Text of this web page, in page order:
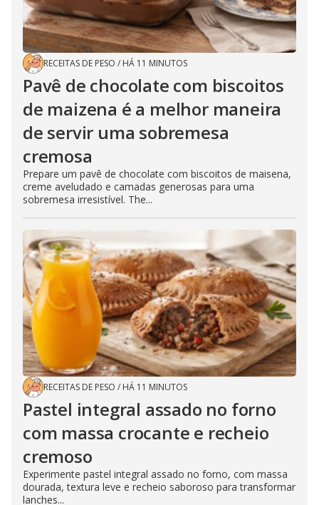
RECEITAS DE PESO / HÁ 11 MINUTOS
Pavê de chocolate com biscoitos
de maizena é a melhor maneira
de servir uma sobremesa
cremosa
Prepare um pavê de chocolate com biscoitos de maisena,
creme aveludado e camadas generosas para uma
sobremesa irresistível. The...
RECEITAS DE PESO / HÁ 11 MINUTOS
Pastel integral assado no forno
com massa crocante e recheio
cremoso
Experimente pastel integral assado no forno, com massa
dourada, textura leve e recheio saboroso para transformar
lanches...